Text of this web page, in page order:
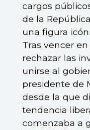
cargos
de la
una figura
Tras vencer
rechazar las
unirse al
presidente de
desde la que
tendencia
comenzaba a